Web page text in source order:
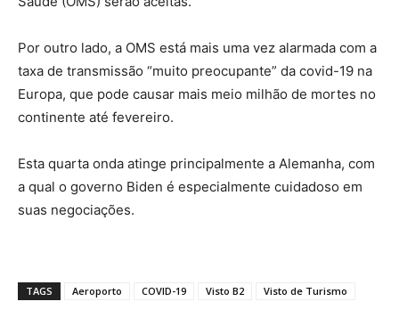
Por outro lado, a OMS está mais uma vez alarmada com a
taxa de transmissão “muito preocupante” da covid-19 na
Europa, que pode causar mais meio milhão de mortes no
continente até fevereiro.
Esta quarta onda atinge principalmente a Alemanha, com
a qual o governo Biden é especialmente cuidadoso em
suas negociações.
TAGS Aeroporto COVID-19 Visto B2 Visto de Turismo